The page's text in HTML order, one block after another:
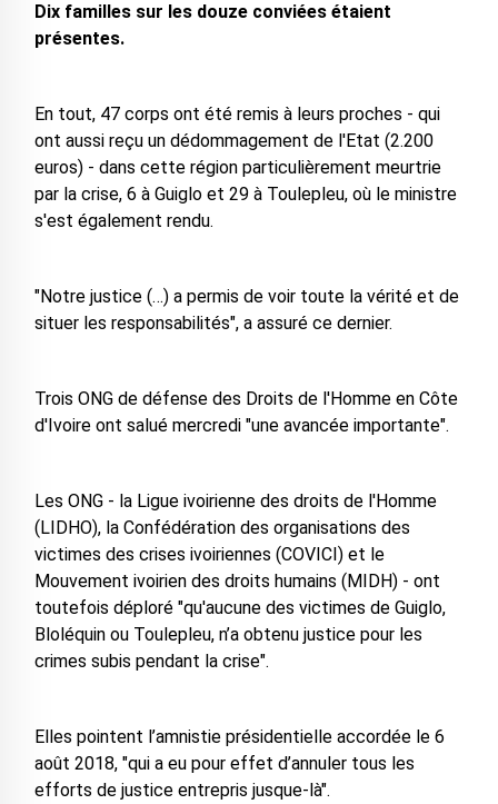
Dix familles sur les douze conviées étaient
présentes.
En tout, 47 corps ont été remis à leurs proches - qui
ont aussi reçu un dédommagement de l'Etat (2.200
euros) - dans cette région particulièrement meurtrie
par la crise, 6 à Guiglo et 29 à Toulepleu, où le ministre
s'est également rendu.
"Notre justice (…) a permis de voir toute la vérité et de
situer les responsabilités", a assuré ce dernier.
Trois ONG de défense des Droits de l'Homme en Côte
d'Ivoire ont salué mercredi "une avancée importante".
Les ONG - la Ligue ivoirienne des droits de l'Homme
(LIDHO), la Confédération des organisations des
victimes des crises ivoiriennes (COVICI) et le
Mouvement ivoirien des droits humains (MIDH) - ont
toutefois déploré "qu'aucune des victimes de Guiglo,
Bloléquin ou Toulepleu, n’a obtenu justice pour les
crimes subis pendant la crise".
Elles pointent l’amnistie présidentielle accordée le 6
août 2018, "qui a eu pour effet d’annuler tous les
efforts de justice entrepris jusque-là".